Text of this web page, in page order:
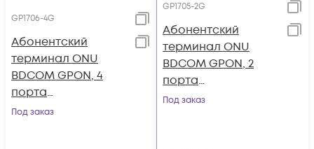
GP1706-4G
Абонентский
терминал ONU
BDCOM GPON, 4
порта
10/100/1000Base-T,
Под заказ
GP1705-2G
Абонентский
терминал ONU
BDCOM GPON, 2
порта
10/100/1000Base-T
Под заказ